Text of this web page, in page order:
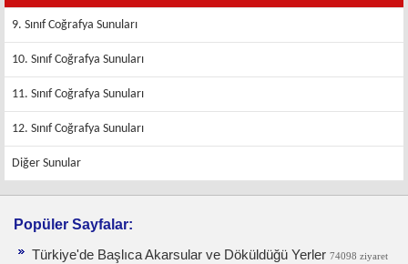
9. Sınıf Coğrafya Sunuları
10. Sınıf Coğrafya Sunuları
11. Sınıf Coğrafya Sunuları
12. Sınıf Coğrafya Sunuları
Diğer Sunular
Popüler Sayfalar:
Türkiye'de Başlıca Akarsular ve Döküldüğü Yerler 74098 ziyaret